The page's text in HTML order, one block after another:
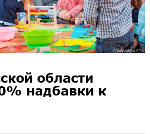
области
надбавки к